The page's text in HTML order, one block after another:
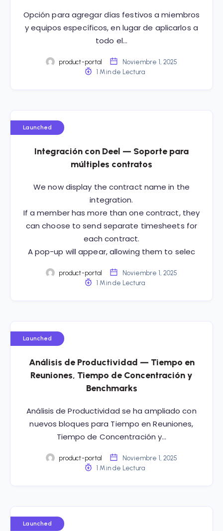
Opción para agregar días festivos a miembros
y equipos específicos, en lugar de aplicarlos a
todo el…
product-portal
Noviembre 1, 2025
1 Min de Lectura
Launched
Integración con Deel — Soporte para
múltiples contratos
We now display the contract name in the
integration.
If a member has more than one contract, they
can choose to send separate timesheets for
each contract.
A pop-up will appear, allowing them to selec
product-portal
Noviembre 1, 2025
1 Min de Lectura
Launched
Análisis de Productividad — Tiempo en
Reuniones, Tiempo de Concentración y
Benchmarks
Análisis de Productividad se ha ampliado con
nuevos bloques para Tiempo en Reuniones,
Tiempo de Concentración y…
product-portal
Noviembre 1, 2025
1 Min de Lectura
Launched